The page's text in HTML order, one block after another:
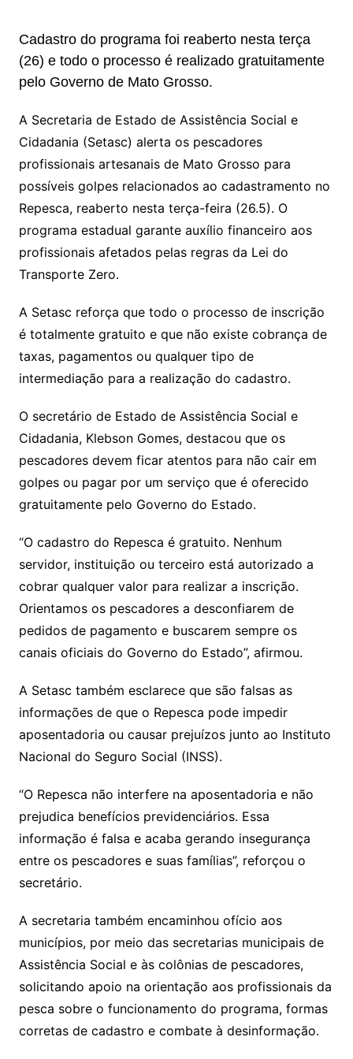
y
Li
n
s
A
p
gr
a
m
dI
n
e
o
m
s
s
a
e
lo
o
k.
c
o
m
y
p
e
h
o
o
M
ai
l
e
a
d
s
ai
l
ar
e
Cadastro do programa foi reaberto nesta terça
(26) e todo o processo é realizado gratuitamente
pelo Governo de Mato Grosso.
A Secretaria de Estado de Assistência Social e
Cidadania (Setasc) alerta os pescadores
profissionais artesanais de Mato Grosso para
possíveis golpes relacionados ao cadastramento no
Repesca, reaberto nesta terça-feira (26.5). O
programa estadual garante auxílio financeiro aos
profissionais afetados pelas regras da Lei do
Transporte Zero.
A Setasc reforça que todo o processo de inscrição
é totalmente gratuito e que não existe cobrança de
taxas, pagamentos ou qualquer tipo de
intermediação para a realização do cadastro.
O secretário de Estado de Assistência Social e
Cidadania, Klebson Gomes, destacou que os
pescadores devem ficar atentos para não cair em
golpes ou pagar por um serviço que é oferecido
gratuitamente pelo Governo do Estado.
“O cadastro do Repesca é gratuito. Nenhum
servidor, instituição ou terceiro está autorizado a
cobrar qualquer valor para realizar a inscrição.
Orientamos os pescadores a desconfiarem de
pedidos de pagamento e buscarem sempre os
canais oficiais do Governo do Estado”, afirmou.
A Setasc também esclarece que são falsas as
informações de que o Repesca pode impedir
aposentadoria ou causar prejuízos junto ao Instituto
Nacional do Seguro Social (INSS).
“O Repesca não interfere na aposentadoria e não
prejudica benefícios previdenciários. Essa
informação é falsa e acaba gerando insegurança
entre os pescadores e suas famílias”, reforçou o
secretário.
A secretaria também encaminhou ofício aos
municípios, por meio das secretarias municipais de
Assistência Social e às colônias de pescadores,
solicitando apoio na orientação aos profissionais da
pesca sobre o funcionamento do programa, formas
corretas de cadastro e combate à desinformação.